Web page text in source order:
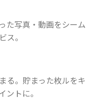
た写真・動画をシーム
ス。
る。貯まった枚ルをキ
ントに。